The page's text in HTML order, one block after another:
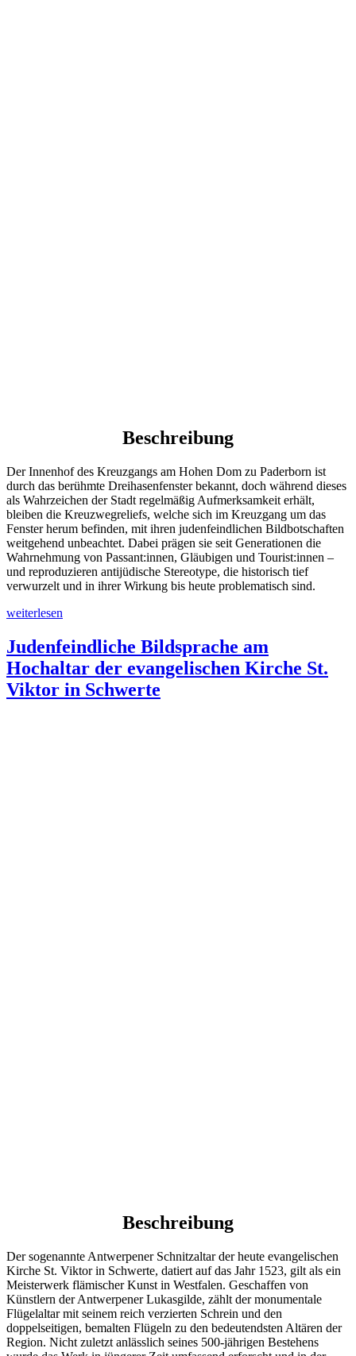
Beschreibung
Der Innenhof des Kreuzgangs am Hohen Dom zu Paderborn ist
durch das berühmte Dreihasenfenster bekannt, doch während dieses
als Wahrzeichen der Stadt regelmäßig Aufmerksamkeit erhält,
bleiben die Kreuzwegreliefs, welche sich im Kreuzgang um das
Fenster herum befinden, mit ihren judenfeindlichen Bildbotschaften
weitgehend unbeachtet. Dabei prägen sie seit Generationen die
Wahrnehmung von Passant:innen, Gläubigen und Tourist:innen –
und reproduzieren antijüdische Stereotype, die historisch tief
verwurzelt und in ihrer Wirkung bis heute problematisch sind.
„Judenfeindliche
im
Kreuzgang
des
Hohen
Doms
weiterlesen
Judenfeindliche Bildsprache am
Hochaltar der evangelischen Kirche St.
Viktor in Schwerte
Beschreibung
Der sogenannte Antwerpener Schnitzaltar der heute evangelischen
Kirche St. Viktor in Schwerte, datiert auf das Jahr 1523, gilt als ein
Meisterwerk flämischer Kunst in Westfalen. Geschaffen von
Künstlern der Antwerpener Lukasgilde, zählt der monumentale
Flügelaltar mit seinem reich verzierten Schrein und den
doppelseitigen, bemalten Flügeln zu den bedeutendsten Altären der
Region. Nicht zuletzt anlässlich seines 500-jährigen Bestehens